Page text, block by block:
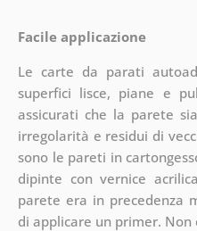
Facile applicazione
Le carte da parati
superfici lisce, piane e
assicurati che la parete
irregolarità e residui di
sono le pareti in
dipinte con vernice
parete era in precedenza
di applicare un primer. Non